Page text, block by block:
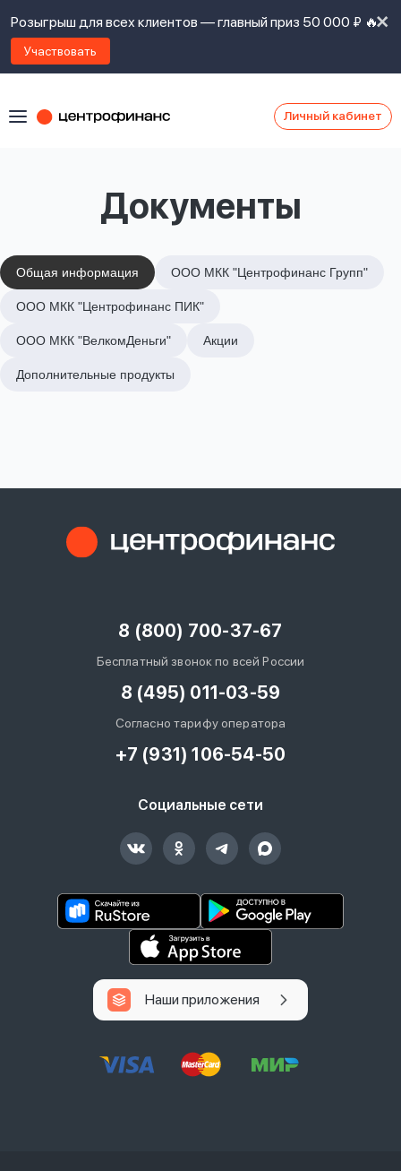
Розыгрыш для всех клиентов — главный приз 50 000 ₽ 🔥
Участвовать
Личный кабинет
Документы
Общая информация ООО МКК "Центрофинанс Групп"
ООО МКК "Центрофинанс ПИК"
ООО МКК "ВелкомДеньги" Акции
Дополнительные продукты
8 (800) 700-37-67
Бесплатный звонок по всей России
8 (495) 011-03-59
Согласно тарифу оператора
+7 (931) 106-54-50
Социальные сети
Наши приложения
Войти под другим номером
ознакомлен
предоставления
займов,
политикой
сайта,
согласие
обработку